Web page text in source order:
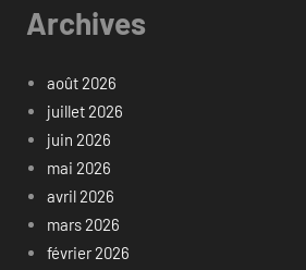
Archives
août 2026
juillet 2026
juin 2026
mai 2026
avril 2026
mars 2026
février 2026